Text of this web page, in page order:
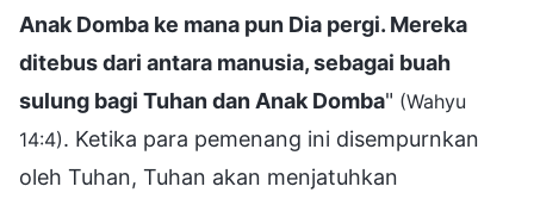
Anak Domba ke mana pun Dia pergi. Mereka
ditebus dari antara manusia, sebagai buah
sulung bagi Tuhan dan Anak Domba" (Wahyu
14:4). Ketika para pemenang ini disempurnkan
oleh Tuhan, Tuhan akan menjatuhkan